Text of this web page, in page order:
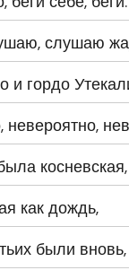
слушаю
и гордо
невероятно,
косневская,
как дождь,
были вновь,